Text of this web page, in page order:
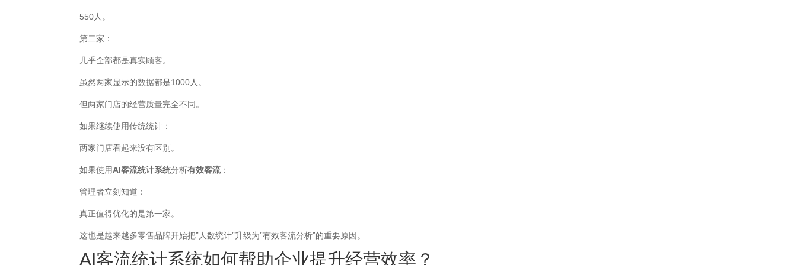
550人。
第二家：
几乎全部都是真实顾客。
虽然两家显示的数据都是1000人。
但两家门店的经营质量完全不同。
如果继续使用传统统计：
两家门店看起来没有区别。
如果使用AI客流统计系统分析有效客流：
管理者立刻知道：
真正值得优化的是第一家。
这也是越来越多零售品牌开始把”人数统计”升级为”有效客流分析”的重要原因。
AI客流统计系统如何帮助企业提升经营效率？